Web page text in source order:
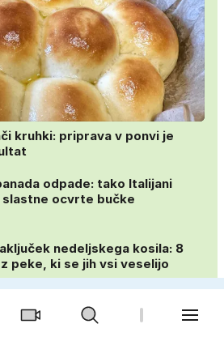
kruhki: priprava v ponvi je
odpade: tako Italijani
ocvrte bučke
nedeljskega kosila: 8
peke, ki se jih vsi veselijo
kuhanja: preprost trik za
le nekaj minutah